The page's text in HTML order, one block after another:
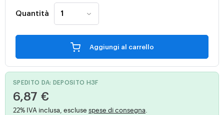
Quantità
Aggiungi al carrello
SPEDITO DA: DEPOSITO H3F
6,87 €
22% IVA inclusa, escluse spese di consegna